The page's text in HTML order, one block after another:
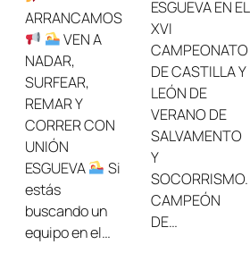
ARRANCAMOS
VEN A
NADAR,
SURFEAR,
REMAR Y
CORRER CON
UNIÓN
ESGUEVA
Si
estás
buscando un
equipo en el…
ESGUEVA EN EL
XVI
CAMPEONATO
DE CASTILLA Y
LEÓN DE
VERANO DE
SALVAMENTO
Y
SOCORRISMO.
CAMPEÓN
DE…